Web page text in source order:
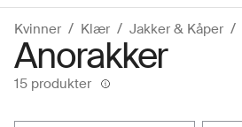
Kvinner Klær Jakker & Kåper
Anorakker
15 produkter